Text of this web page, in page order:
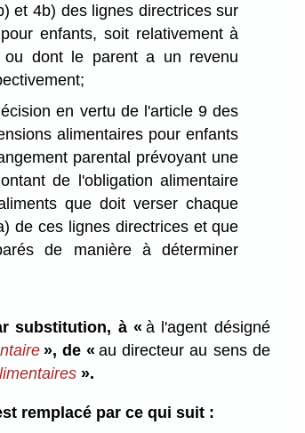
et 4b) des lignes directrices sur
enfants, soit relativement à
dont le parent a un revenu
en vertu de l'article 9 des
alimentaires pour enfants
parental prévoyant une
de l'obligation alimentaire
que doit verser chaque
de ces lignes directrices et que
de manière à déterminer
substitution, à «à l'agent désigné
», de «au directeur au sens de
».
remplacé par ce qui suit :